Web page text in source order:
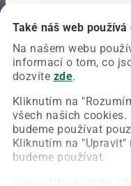
Také náš web používá
Na našem webu
informací o tom, co
dozvíte zde.
Kliknutím na
všech našich
budeme používat
Kliknutím na "Upravit"
budeme používat.
Chyba nastala na
Zkuste prosím
Obnovit